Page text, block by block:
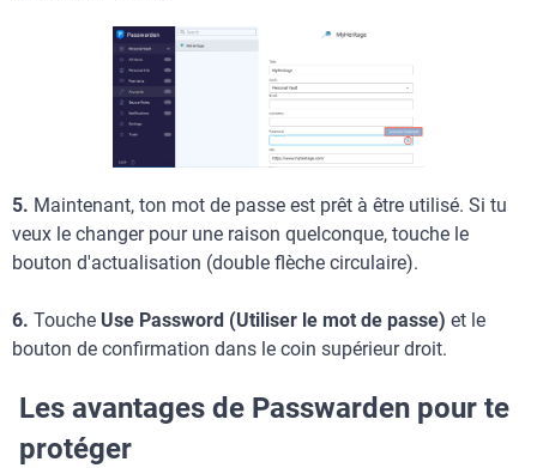
5. Maintenant, ton mot de passe est prêt à être utilisé. Si tu
veux le changer pour une raison quelconque, touche le
bouton d'actualisation (double flèche circulaire).
6. Touche Use Password (Utiliser le mot de passe) et le
bouton de confirmation dans le coin supérieur droit.
Les avantages de Passwarden pour te
protéger